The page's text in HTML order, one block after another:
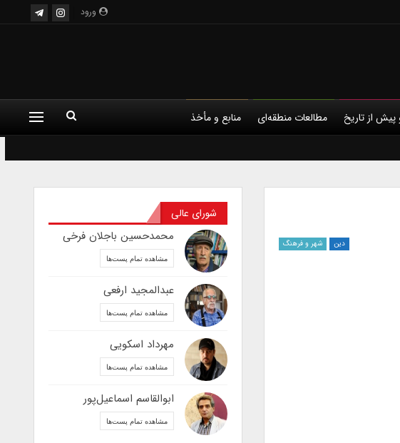
ورود
پیش از تاریخ مطالعات منطقه‌ای منابع و مأخذ
دین شهر و فرهنگ
شورای عالی
محمدحسین باجلان فرخی
مشاهده تمام پست‌ها
عبدالمجید ارفعی
مشاهده تمام پست‌ها
مهرداد اسکویی
مشاهده تمام پست‌ها
ابوالقاسم اسماعیل‌پور
مشاهده تمام پست‌ها